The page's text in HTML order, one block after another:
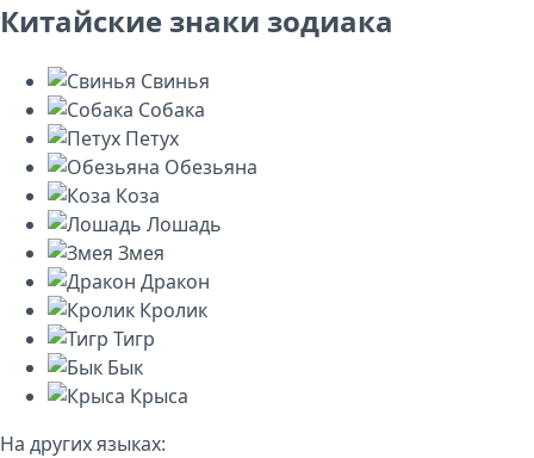
Китайские знаки зодиака
Свинья
Собака
Петух
Обезьяна
Коза
Лошадь
Змея
Дракон
Кролик
Тигр
Бык
Крыса
На других языках: